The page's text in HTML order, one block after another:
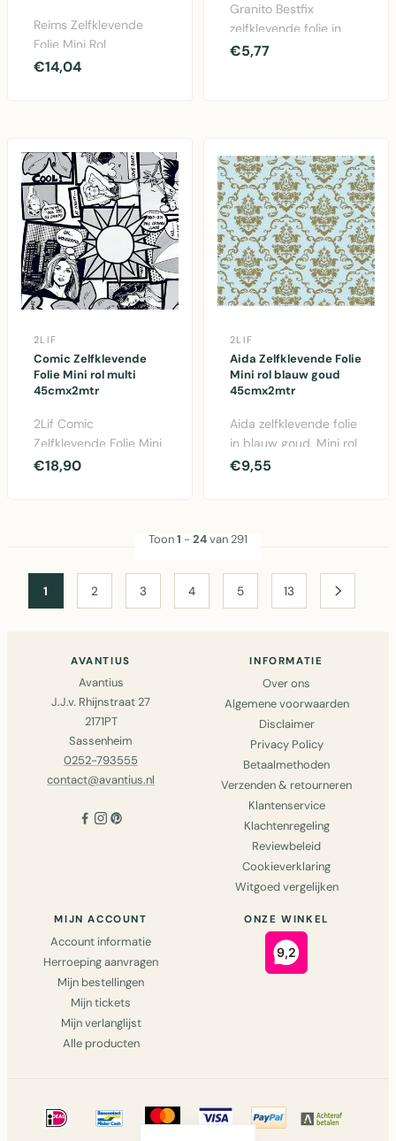
Reims Zelfklevende
Folie Mini Rol
Transparant
€14,04
Granito Bestfix
zelfklevende folie in
grijs - 45cm x 2 meter.
€5,77
2LIF
Comic Zelfklevende
Folie Mini rol multi
45cmx2mtr
2Lif Comic
Zelfklevende Folie Mini
rol multi 45cm x 2
€18,90
2LIF
Aida Zelfklevende Folie
Mini rol blauw goud
45cmx2mtr
Aida zelfklevende folie
in blauw goud. Mini rol
van 45cm x 2 meter
€9,55
Toon1 - 24van 291
1 2 3 4 5 13
AVANTIUS
Avantius
J.J.v. Rhijnstraat 27
2171PT
Sassenheim
0252-793555
contact@avantius.nl
INFORMATIE
Over ons
Algemene voorwaarden
Disclaimer
Privacy Policy
Betaalmethoden
Verzenden & retourneren
Klantenservice
Klachtenregeling
Reviewbeleid
Cookieverklaring
Witgoed vergelijken
MIJN ACCOUNT
Account informatie
Herroeping aanvragen
Mijn bestellingen
Mijn tickets
Mijn verlanglijst
Alle producten
ONZE WINKEL